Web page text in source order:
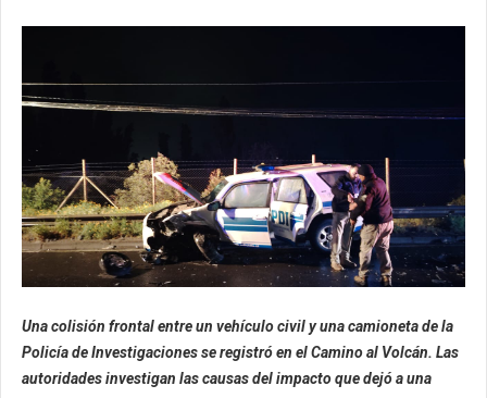
Una colisión frontal entre un vehículo civil y una camioneta de la
Policía de Investigaciones se registró en el Camino al Volcán. Las
autoridades investigan las causas del impacto que dejó a una